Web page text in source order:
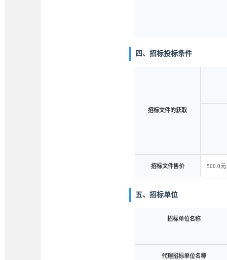
四、招标投标条件
招标文件的获取
招标文件售价 500.0元
五、招标单位
招标单位名称
代理招标单位名称